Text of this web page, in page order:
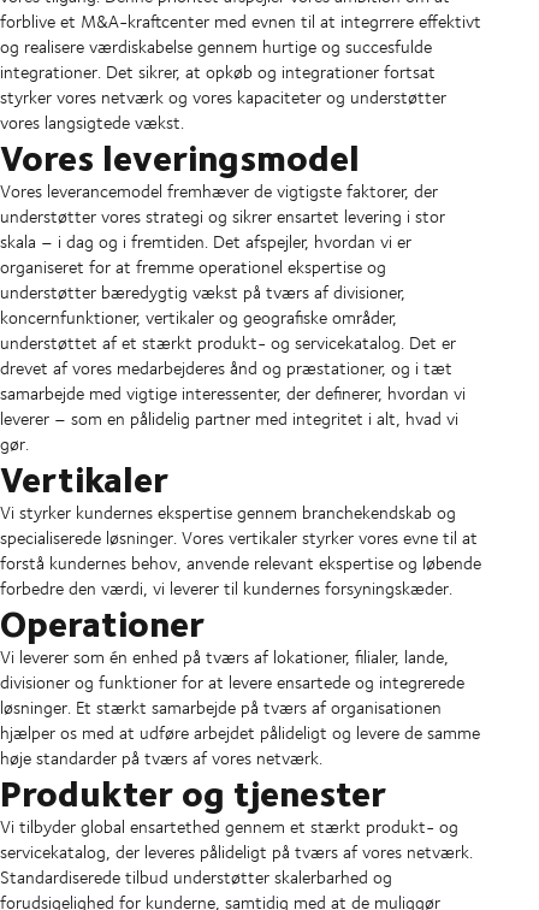
forblive et M&A-kraftcenter med evnen til at integrrere effektivt
og realisere værdiskabelse gennem hurtige og succesfulde
integrationer. Det sikrer, at opkøb og integrationer fortsat
styrker vores netværk og vores kapaciteter og understøtter
vores langsigtede vækst.
Vores leveringsmodel
Vores leverancemodel fremhæver de vigtigste faktorer, der
understøtter vores strategi og sikrer ensartet levering i stor
skala – i dag og i fremtiden. Det afspejler, hvordan vi er
organiseret for at fremme operationel ekspertise og
understøtter bæredygtig vækst på tværs af divisioner,
koncernfunktioner, vertikaler og geografiske områder,
understøttet af et stærkt produkt- og servicekatalog. Det er
drevet af vores medarbejderes ånd og præstationer, og i tæt
samarbejde med vigtige interessenter, der definerer, hvordan vi
leverer – som en pålidelig partner med integritet i alt, hvad vi
gør.
Vertikaler
Vi styrker kundernes ekspertise gennem branchekendskab og
specialiserede løsninger. Vores vertikaler styrker vores evne til at
forstå kundernes behov, anvende relevant ekspertise og løbende
forbedre den værdi, vi leverer til kundernes forsyningskæder.
Operationer
Vi leverer som én enhed på tværs af lokationer, filialer, lande,
divisioner og funktioner for at levere ensartede og integrerede
løsninger. Et stærkt samarbejde på tværs af organisationen
hjælper os med at udføre arbejdet pålideligt og levere de samme
høje standarder på tværs af vores netværk.
Produkter og tjenester
Vi tilbyder global ensartethed gennem et stærkt produkt- og
servicekatalog, der leveres pålideligt på tværs af vores netværk.
Standardiserede tilbud understøtter skalerbarhed og
forudsigelighed for kunderne, samtidig med at de muliggør